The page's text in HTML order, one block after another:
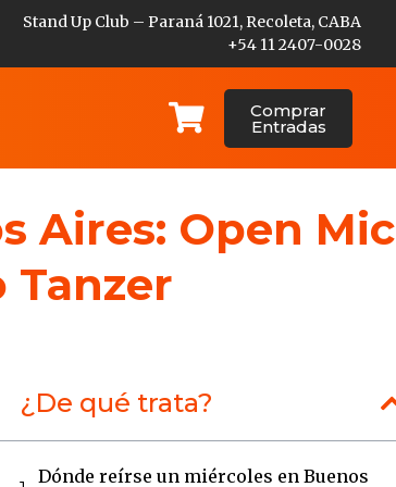
Stand Up Club – Paraná 1021, Recoleta, CABA
+54 11 2407-0028
Comprar
Entradas
Aires: Open Mic
Tanzer
¿De qué trata?
Dónde reírse un miércoles en Buenos